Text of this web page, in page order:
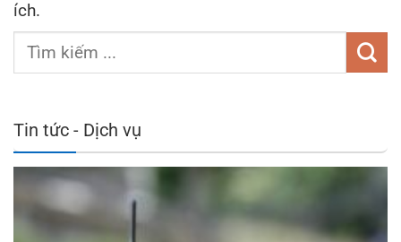
ích.
Tin tức - Dịch vụ